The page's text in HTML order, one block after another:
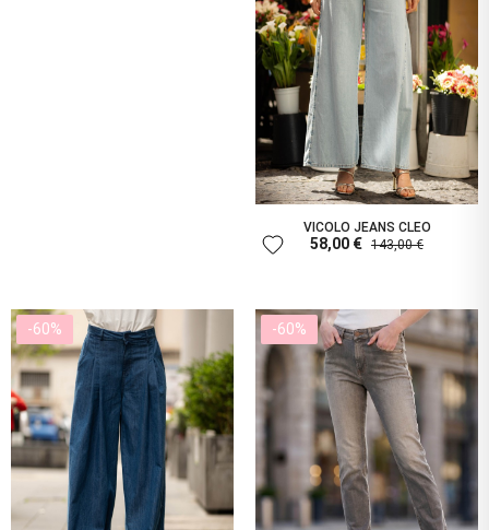
VICOLO JEANS CLEO
58,00 € 143,00 €
favorite
-60% -60%